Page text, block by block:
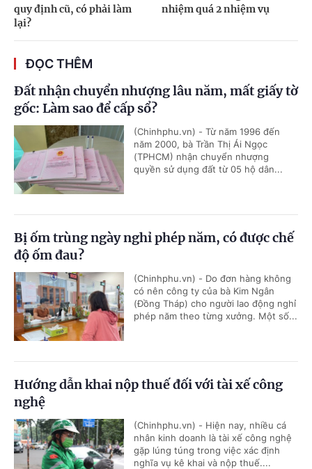
quy định cũ, có phải làm
lại?
nhiệm quá 2 nhiệm vụ
ĐỌC THÊM
Đất nhận chuyển nhượng lâu năm, mất giấy tờ
gốc: Làm sao để cấp sổ?
(Chinhphu.vn) - Từ năm 1996 đến
năm 2000, bà Trần Thị Ái Ngọc
(TPHCM) nhận chuyển nhượng
quyền sử dụng đất từ 05 hộ dân...
Bị ốm trùng ngày nghỉ phép năm, có được chế
độ ốm đau?
(Chinhphu.vn) - Do đơn hàng không
có nên công ty của bà Kim Ngân
(Đồng Tháp) cho người lao động nghỉ
phép năm theo từng xưởng. Một số...
Hướng dẫn khai nộp thuế đối với tài xế công
nghệ
(Chinhphu.vn) - Hiện nay, nhiều cá
nhân kinh doanh là tài xế công nghệ
gặp lúng túng trong việc xác định
nghĩa vụ kê khai và nộp thuế....